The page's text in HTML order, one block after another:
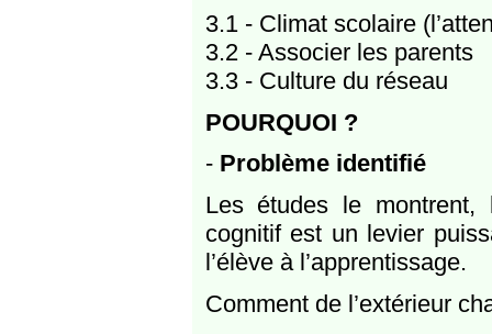
3.1 - Climat scolaire
3.2 - Associer les parents
3.3 - Culture du réseau
POURQUOI ?
- Problème identifié
Les études le montrent,
cognitif est un levier
l’élève à l’apprentissage.
Comment de l’extérieur